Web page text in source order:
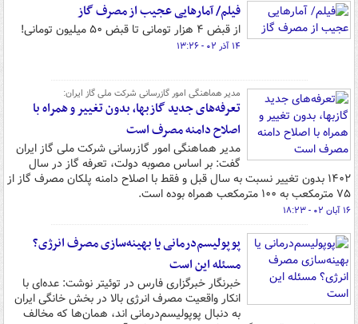
فیلم/ آمارهایی عجیب از مصرف گاز
از قبض ۴ هزار تومانی تا قبض ۵۰ میلیون تومانی!
۱۴ آذر ۰۲ - ۱۳:۲۶
مدیر هماهنگی امور گازرسانی شرکت ملی گاز ایران:
تعرفه‌های جدید گازبها، بدون تغییر و همراه با
اصلاح دامنه مصرف است
مدیر هماهنگی امور گازرسانی شرکت ملی گاز ایران
گفت: بر اساس مصوبه دولت، تعرفه گاز در سال
۱۴۰۲ بدون تغییر نسبت به سال قبل و فقط با اصلاح دامنه پلکان مصرف گاز از
۷۵ مترمکعب به ۱۰۰ مترمکعب همراه بوده است.
۱۶ آبان ۰۲ - ۱۸:۲۳
پوپولیسم‌درمانی یا بهینه‌سازی مصرف انرژی؟
مسئله این است
خبرنگار خبرگزاری فارس در توئیتر نوشت: عده‌ای با
انکار واقعیت مصرف انرژی بالا در بخش خانگی ایران
به دنبال پوپولیسم‌درمانی اند، همان‌ها که مخالف